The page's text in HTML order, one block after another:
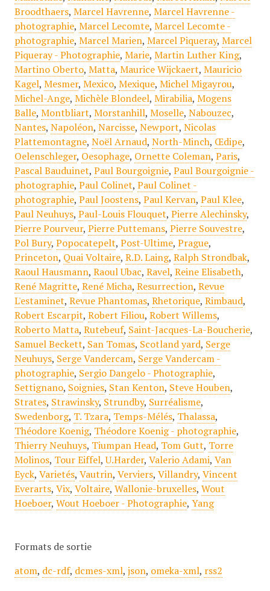
Broodthaers, Marcel Havrenne, Marcel Havrenne -
photographie, Marcel Lecomte, Marcel Lecomte -
photographie, Marcel Marien, Marcel Piqueray, Marcel
Piqueray - Photographie, Marie, Martin Luther King,
Martino Oberto, Matta, Maurice Wijckaert, Mauricio
Kagel, Mesmer, Mexico, Mexique, Michel Migayrou,
Michel-Ange, Michèle Blondeel, Mirabilia, Mogens
Balle, Montbliart, Morstanhill, Moselle, Nabouzec,
Nantes, Napoléon, Narcisse, Newport, Nicolas
Plattemontagne, Noël Arnaud, North-Minch, Œdipe,
Oelenschleger, Oesophage, Ornette Coleman, Paris,
Pascal Bauduinet, Paul Bourgoignie, Paul Bourgoignie -
photographie, Paul Colinet, Paul Colinet -
photographie, Paul Joostens, Paul Kervan, Paul Klee,
Paul Neuhuys, Paul-Louis Flouquet, Pierre Alechinsky,
Pierre Pourveur, Pierre Puttemans, Pierre Souvestre,
Pol Bury, Popocatepelt, Post-Ultime, Prague,
Princeton, Quai Voltaire, R.D. Laing, Ralph Strondbak,
Raoul Hausmann, Raoul Ubac, Ravel, Reine Elisabeth,
René Magritte, René Micha, Resurrection, Revue
L'estaminet, Revue Phantomas, Rhetorique, Rimbaud,
Robert Escarpit, Robert Filiou, Robert Willems,
Roberto Matta, Rutebeuf, Saint-Jacques-La-Boucherie,
Samuel Beckett, San Tomas, Scotland yard, Serge
Neuhuys, Serge Vandercam, Serge Vandercam -
photographie, Sergio Dangelo - Photographie,
Settignano, Soignies, Stan Kenton, Steve Houben,
Strates, Strawinsky, Strundby, Surréalisme,
Swedenborg, T. Tzara, Temps-Mélés, Thalassa,
Théodore Koenig, Théodore Koenig - photographie,
Thierry Neuhuys, Tiumpan Head, Tom Gutt, Torre
Molinos, Tour Eiffel,U.Harder, Valerio Adami, Van
Eyck, Varietés, Vautrin, Verviers, Villandry, Vincent
Everarts, Vix, Voltaire, Wallonie-bruxelles, Wout
Hoeboer, Wout Hoeboer - Photographie, Yang
Formats de sortie
atom, dc-rdf, dcmes-xml, json, omeka-xml, rss2